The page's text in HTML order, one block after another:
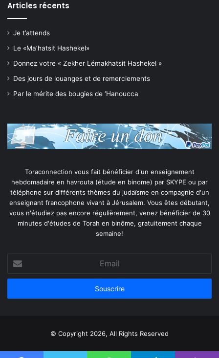
Articles récents
Je t’attends
Le «Ma’hatsit Hashekel»
Donnez votre « Zekher Lémakhatsit Hashekel »
Des jours de louanges et de remerciements
Par le mérite des bougies de ‘Hanoucca
Toraconnection vous fait bénéficier d'un enseignement
hebdomadaire en havrouta (étude en binome) par SKYPE ou par
téléphone sur différents thèmes du judaïsme en compagnie d'un
enseignant francophone vivant à Jérusalem. Vous êtes débutant,
vous n'étudiez pas encore régulièrement, venez bénéficier de 30
minutes d'études de Torah en binôme, gratuitement chaque
semaine!
© Copyright 2026, All Rights Reserved